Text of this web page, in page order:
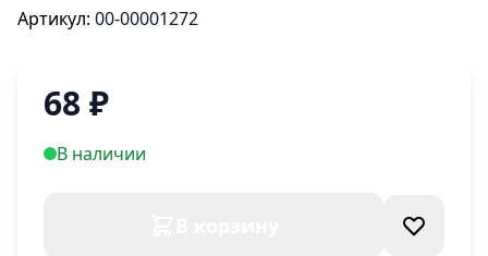
Артикул: 00-00001272
68 ₽
В наличии